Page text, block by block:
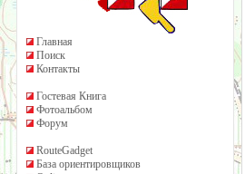
Главная
Поиск
Контакты
Гостевая Книга
Фотоальбом
Форум
RouteGadget
База ориентировщиков